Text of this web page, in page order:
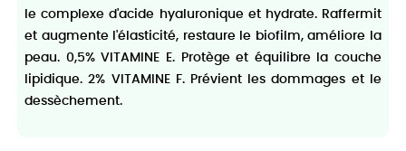
le complexe d'acide hyaluronique et hydrate. Raffermit
et augmente l'élasticité, restaure le biofilm, améliore la
peau. 0,5% VITAMINE E. Protège et équilibre la couche
lipidique. 2% VITAMINE F. Prévient les dommages et le
dessèchement.